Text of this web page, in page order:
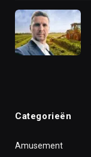
Categorieën
Amusement